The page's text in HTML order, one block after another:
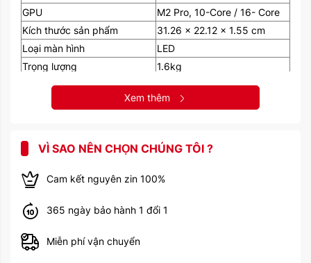
GPU
M2 Pro, 10-Core / 16- Core
Kích thước sản phẩm
31.26 x 22.12 x 1.55 cm
Loại màn hình
LED
Trọng lượng
1.6kg
1HDMI
Audio Jack: Jack 3.5 mm
Bluetooth
Webcam
Năm ra mắt
Xem thêm
VÌ SAO NÊN CHỌN CHÚNG TÔI ?
Cam kết nguyên zin 100%
365 ngày bảo hành 1 đổi 1
Miễn phí vận chuyển